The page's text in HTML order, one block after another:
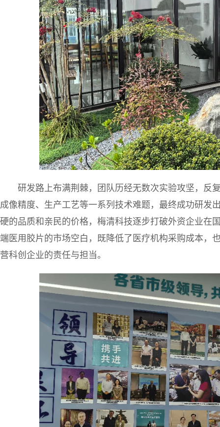
研发路上布满荆棘，团队历经无数次实验攻坚，反
成像精度、生产工艺等一系列技术难题，最终成功研发
硬的品质和亲民的价格，梅清科技逐步打破外资企业在
端医用胶片的市场空白，既降低了医疗机构采购成本，
营科创企业的责任与担当。